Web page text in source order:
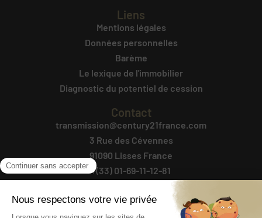
Liens
Mentions légales
Données personnelles
Barème
Le lexique de l'immobilier
Diagnostic du potentiel de cession
Contact
transmission@century21france.com
3 Rue des Cévennes
91090 Lisses France
+(33) 01-69-11-12-81
Suivez-Nous